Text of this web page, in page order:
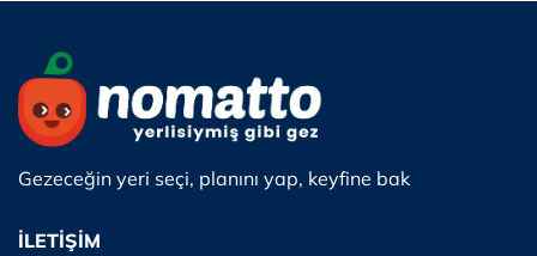
Gezeceğin yeri seçi, planını yap, keyfine bak
İLETİŞİM